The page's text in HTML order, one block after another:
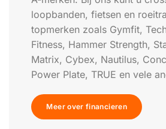
loopbanden, fietsen en
topmerken zoals Gymfit,
Fitness, Hammer Strength,
Matrix, Cybex, Nautilus,
Power Plate, TRUE en vele
Meer over financieren